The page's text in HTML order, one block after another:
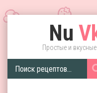
Nu
Простые и